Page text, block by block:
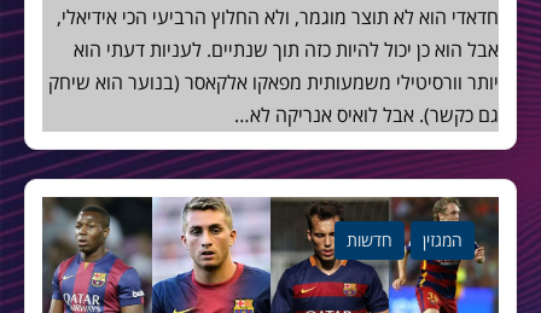
חדאדי הוא לא תוצר מוגמר, ולא החלוץ הרביעי הכי אידיאלי,
אבל הוא כן יכול להיות כזה תוך שנתיים. לעניות דעתי הוא
יותר וורסיטילי משמעותית מפאקו אלקאסר (בנוער הוא שיחק
גם כקשר). אבל לואיס אנריקה לא…
המגזין חדשות